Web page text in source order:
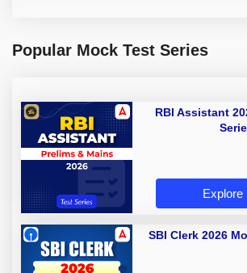
Popular Mock Test Series
RBI Assistant
Explore
SBI Clerk 2026